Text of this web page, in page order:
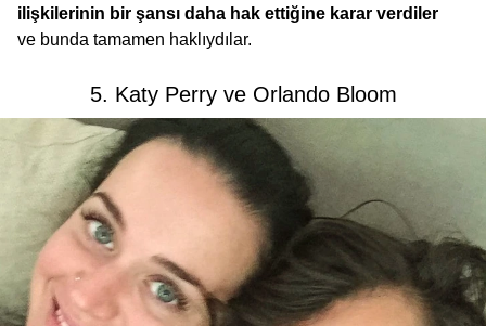
ilişkilerinin bir şansı daha hak ettiğine karar verdiler
ve bunda tamamen haklıydılar.
5. Katy Perry ve Orlando Bloom